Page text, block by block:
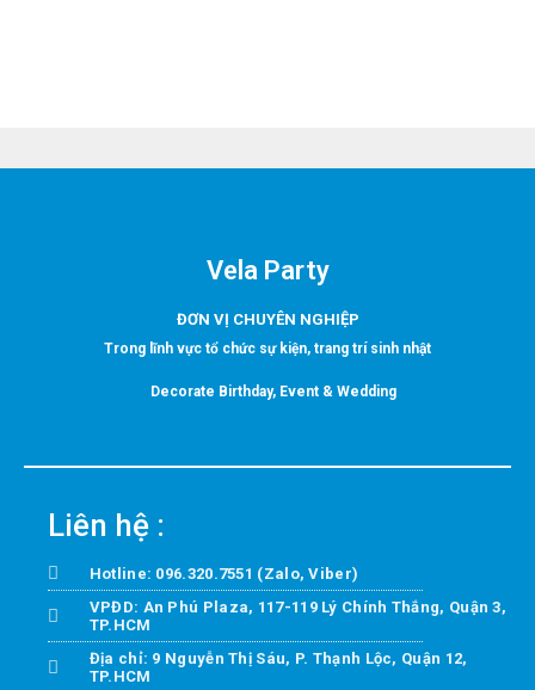
Vela Party
ĐƠN VỊ CHUYÊN NGHIỆP
Trong lĩnh vực tổ chức sự kiện, trang trí sinh nhật
Decorate Birthday, Event & Wedding
Liên hệ :
Hotline: 096.320.7551 (Zalo, Viber)
VPĐD: An Phú Plaza, 117-119 Lý Chính Thắng, Quận 3,
TP.HCM
Địa chỉ: 9 Nguyễn Thị Sáu, P. Thạnh Lộc, Quận 12,
TP.HCM